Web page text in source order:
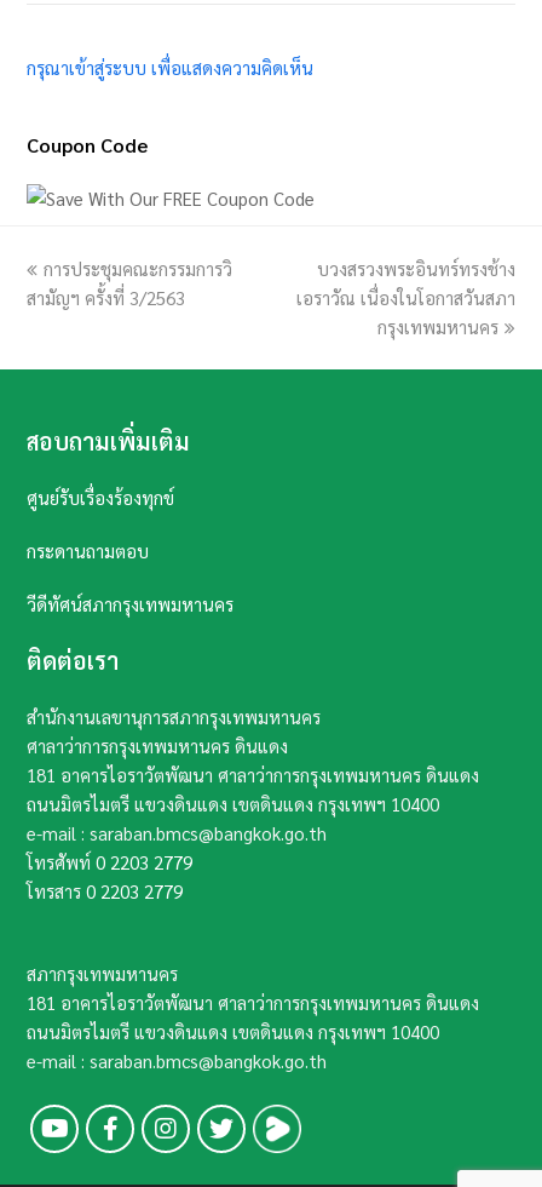
กรุณาเข้าสู่ระบบ เพื่อแสดงความคิดเห็น
Coupon Code
previous
post:
การประชุมคณะกรรมการวิ
สามัญฯ ครั้งที่ 3/2563
next
post:
บวงสรวงพระอินทร์ทรงช้าง
เอราวัณ เนื่องในโอกาสวันสภา
กรุงเทพมหานคร
สอบถามเพิ่มเติม
ศูนย์รับเรื่องร้องทุกข์
กระดานถามตอบ
วีดีทัศน์สภากรุงเทพมหานคร
ติดต่อเรา
สำนักงานเลขานุการสภากรุงเทพมหานคร
ศาลาว่าการกรุงเทพมหานคร ดินแดง
181 อาคารไอราวัตพัฒนา ศาลาว่าการกรุงเทพมหานคร ดินแดง
ถนนมิตรไมตรี แขวงดินแดง เขตดินแดง กรุงเทพฯ​ 10400​
e-mail : saraban.bmcs@bangkok.go.th
โทรศัพท์0 2203 2779
โทรสาร0 2203 2779
สภากรุงเทพมหานคร
181 อาคารไอราวัตพัฒนา ศาลาว่าการกรุงเทพมหานคร ดินแดง
ถนนมิตรไมตรี แขวงดินแดง เขตดินแดง กรุงเทพฯ​ 10400​
e-mail : saraban.bmcs@bangkok.go.th